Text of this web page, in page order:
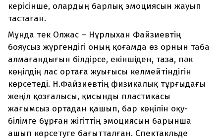
керісінше, олардың барлық эмоциясын жауып
тастаған.
Мұнда тек Олжас – Нұрлыхан Файзиевтің
бояусыз жүргендігі оның қоғамда өз орнын таба
алмағандығын білдірсе, екіншіден, таза, пәк
көңілдің лас ортаға жуығысы келмейтіндігін
көрсетеді. Н.Файзиевтің физикалық тұрғыдағы
жеңіл қозғалысы, қисынды пластикасы
жағымсыз ортадан қашып, бар көңілін оқу-
білімге бұрған жігіттің эмоциясын барынша
ашып көрсетуге бағытталған. Спектакльде